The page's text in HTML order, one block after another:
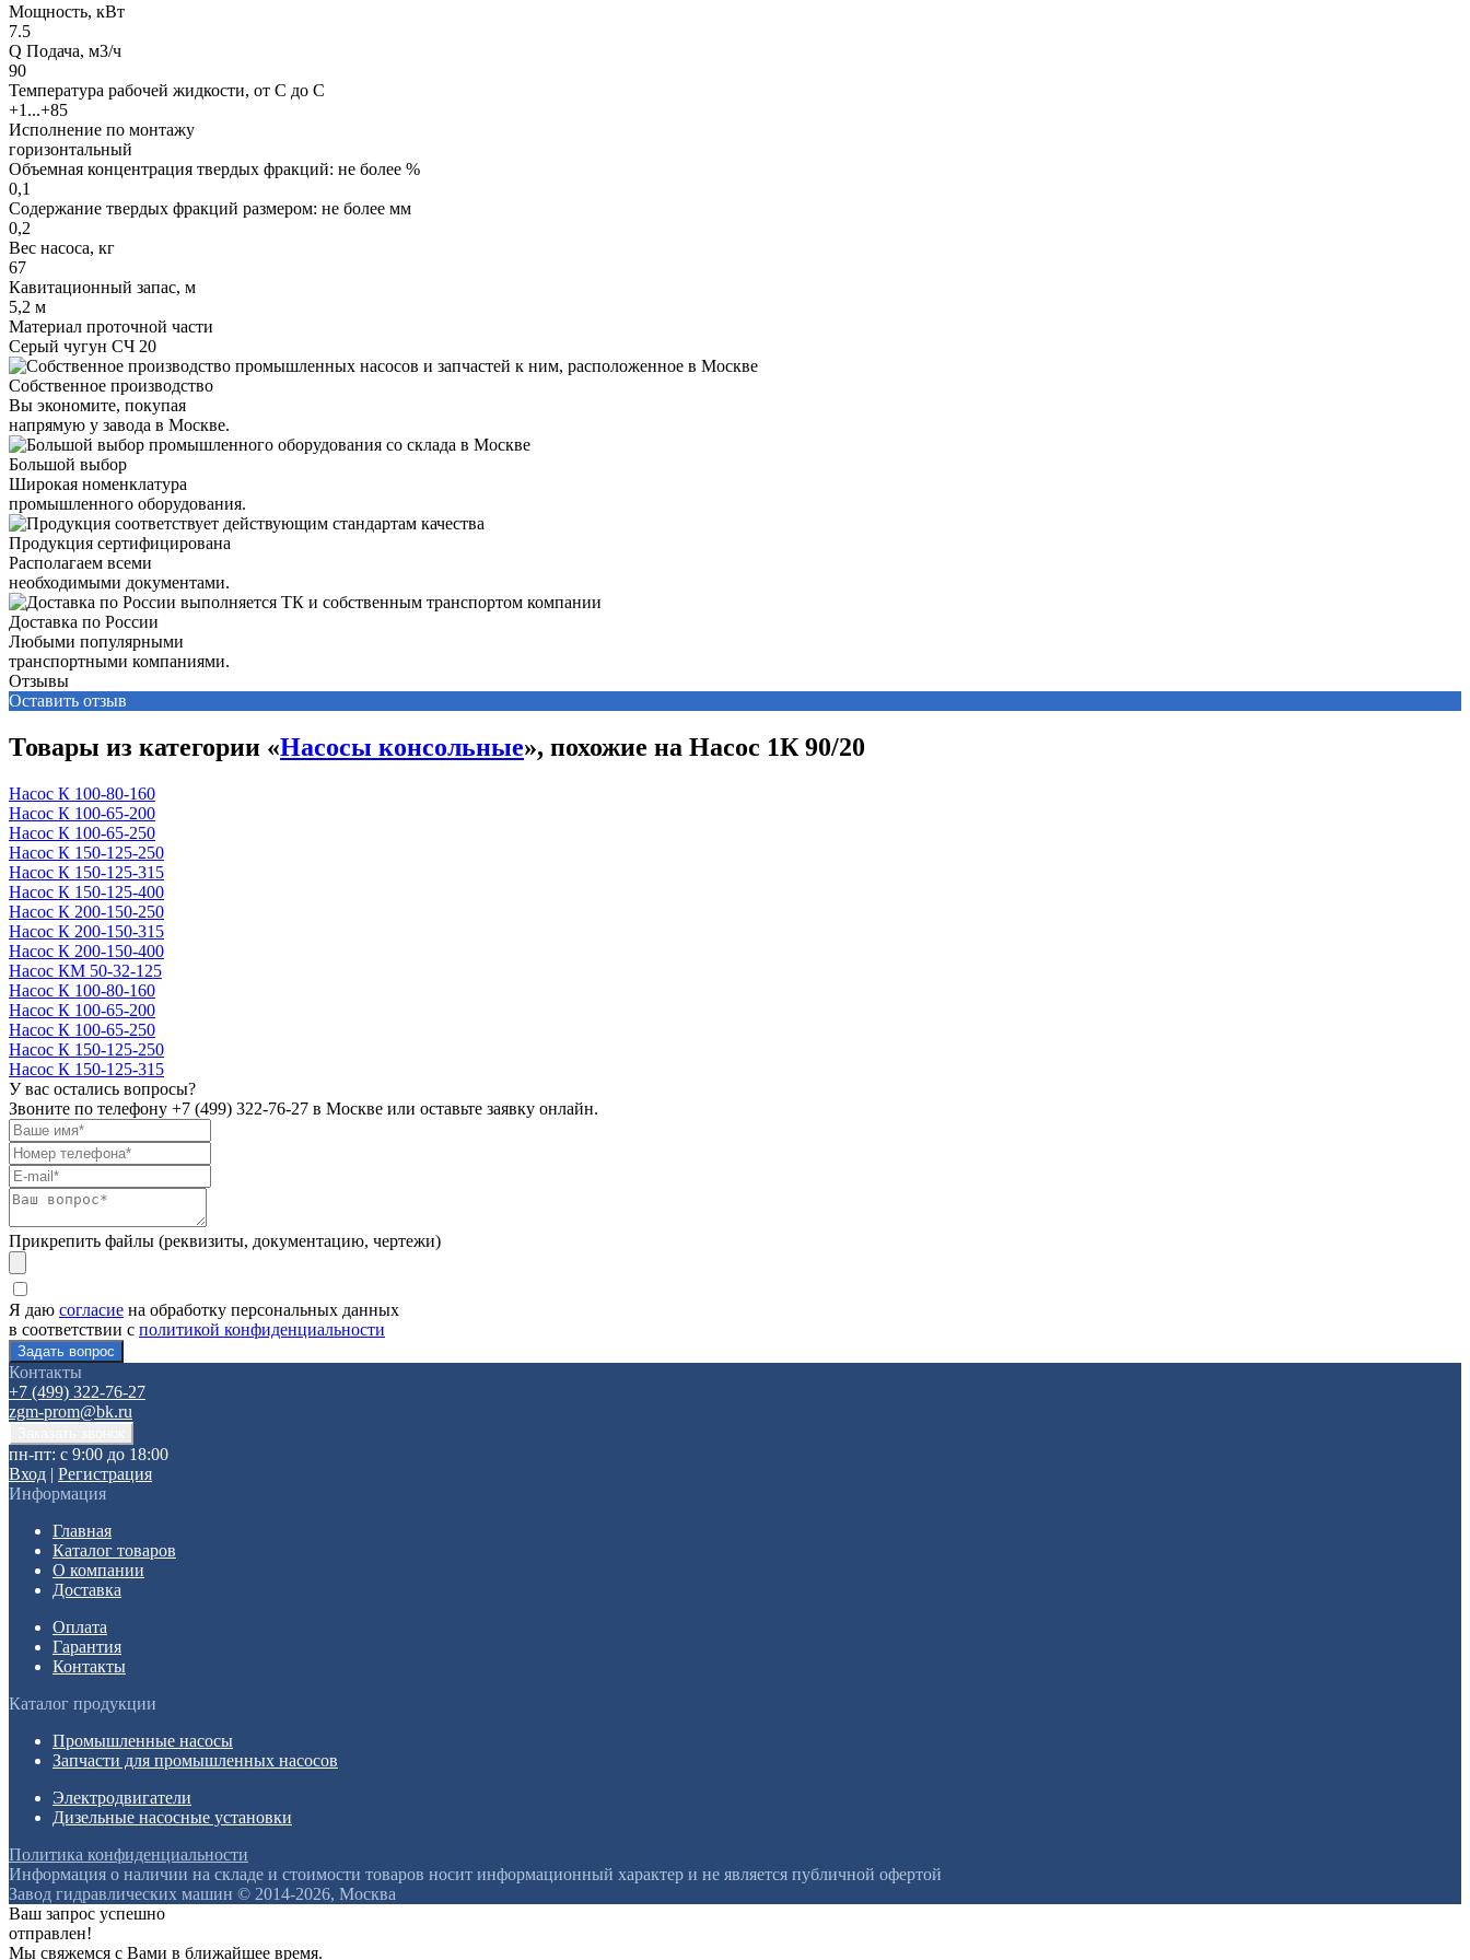
Мощность, кВт
7.5
Q Подача, м3/ч
90
Температура рабочей жидкости, от С до С
+1...+85
Исполнение по монтажу
горизонтальный
Объемная концентрация твердых фракций: не более %
0,1
Содержание твердых фракций размером: не более мм
0,2
Вес насоса, кг
67
Кавитационный запас, м
5,2 м
Материал проточной части
Серый чугун СЧ 20
Собственное производство
Вы экономите, покупая
напрямую у завода в Москве.
Большой выбор
Широкая номенклатура
промышленного оборудования.
Продукция сертифицирована
Располагаем всеми
необходимыми документами.
Доставка по России
Любыми популярными
транспортными компаниями.
Отзывы
Оставить отзыв
Товары из категории «Насосы консольные», похожие на Насос 1К 90/20
Насос К 100-80-160
Насос К 100-65-200
Насос К 100-65-250
Насос К 150-125-250
Насос К 150-125-315
Насос К 150-125-400
Насос К 200-150-250
Насос К 200-150-315
Насос К 200-150-400
Насос КМ 50-32-125
Насос К 100-80-160
Насос К 100-65-200
Насос К 100-65-250
Насос К 150-125-250
Насос К 150-125-315
У вас остались вопросы?
Звоните по телефону +7 (499) 322-76-27 в Москве или оставьте заявку онлайн.
Прикрепить файлы (реквизиты, документацию, чертежи)
Я даю согласие на обработку персональных данных
в соответствии с политикой конфиденциальности
Контакты
+7 (499) 322-76-27
zgm-prom@bk.ru
пн-пт: с 9:00 до 18:00
Вход | Регистрация
Информация
Главная
Каталог товаров
О компании
Доставка
Оплата
Гарантия
Контакты
Каталог продукции
Промышленные насосы
Запчасти для промышленных насосов
Электродвигатели
Дизельные насосные установки
Политика конфиденциальности
Информация о наличии на складе и стоимости товаров носит информационный характер и не является публичной офертой
Завод гидравлических машин © 2014-2026, Москва
Ваш запрос успешно
отправлен!
Мы свяжемся с Вами в ближайшее время.